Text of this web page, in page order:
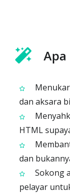
Apa
dan aksara
HTML
dan
Sokong
pelayar